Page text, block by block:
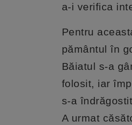
a-i verifica
Pentru
pământul în
Băiatul s-a
folosit, iar
s-a
A urmat